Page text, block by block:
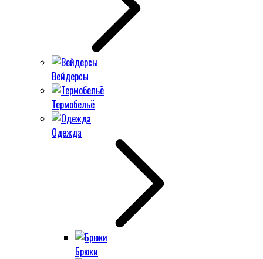
Вейдерсы
Термобельё
Одежда
Брюки